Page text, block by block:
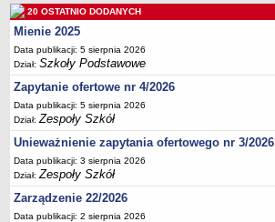
20 OSTATNIO DODANYCH
Mienie 2025
Data publikacji: 5 sierpnia 2026
Dział:Szkoły Podstawowe
Zapytanie ofertowe nr 4/2026
Data publikacji: 5 sierpnia 2026
Dział:Zespoły Szkół
Unieważnienie zapytania ofertowego nr 3/2026
Data publikacji: 3 sierpnia 2026
Dział:Zespoły Szkół
Zarządzenie 22/2026
Data publikacji: 2 sierpnia 2026